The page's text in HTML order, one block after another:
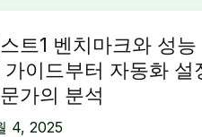
트1 벤치마크와 성능
가이드부터 자동화 설
가의 분석
4, 2025